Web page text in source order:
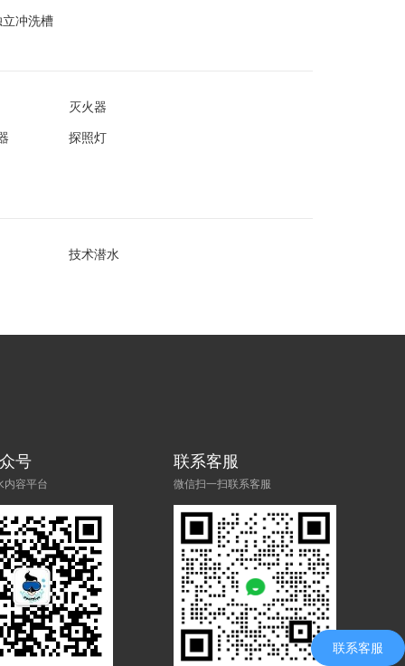
冲洗槽
灭火器
探照灯
技术潜水
号
内容平台
联系客服
微信扫一扫联系客服
联系客服